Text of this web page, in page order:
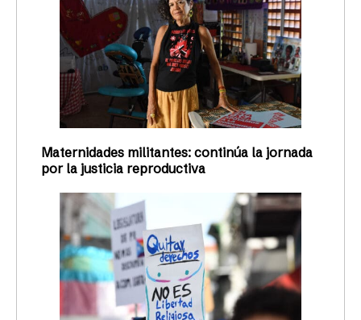
Maternidades militantes: continúa la jornada
por la justicia reproductiva